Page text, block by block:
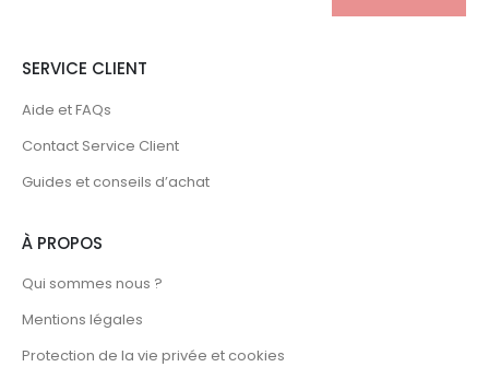
SERVICE CLIENT
Aide et FAQs
Contact Service Client
Guides et conseils d’achat
À PROPOS
Qui sommes nous ?
Mentions légales
Protection de la vie privée et cookies